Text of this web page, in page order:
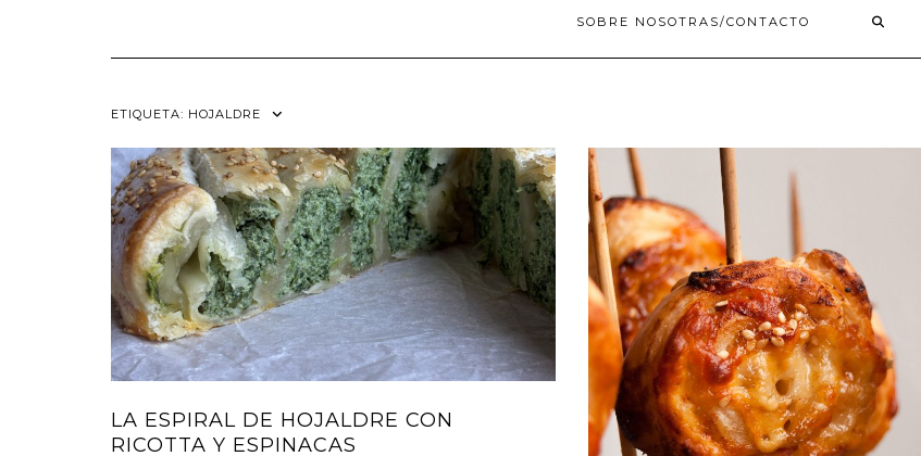
SOBRE NOSOTRAS/CONTACTO
ETIQUETA: HOJALDRE
LA ESPIRAL DE HOJALDRE CON
RICOTTA Y ESPINACAS